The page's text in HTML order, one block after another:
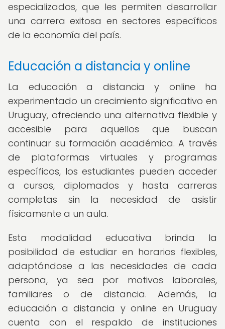
especializados, que les permiten desarrollar
una carrera exitosa en sectores específicos
de la economía del país.
Educación a distancia y online
La educación a distancia y online ha
experimentado un crecimiento significativo en
Uruguay, ofreciendo una alternativa flexible y
accesible para aquellos que buscan
continuar su formación académica. A través
de plataformas virtuales y programas
específicos, los estudiantes pueden acceder
a cursos, diplomados y hasta carreras
completas sin la necesidad de asistir
físicamente a un aula.
Esta modalidad educativa brinda la
posibilidad de estudiar en horarios flexibles,
adaptándose a las necesidades de cada
persona, ya sea por motivos laborales,
familiares o de distancia. Además, la
educación a distancia y online en Uruguay
cuenta con el respaldo de instituciones